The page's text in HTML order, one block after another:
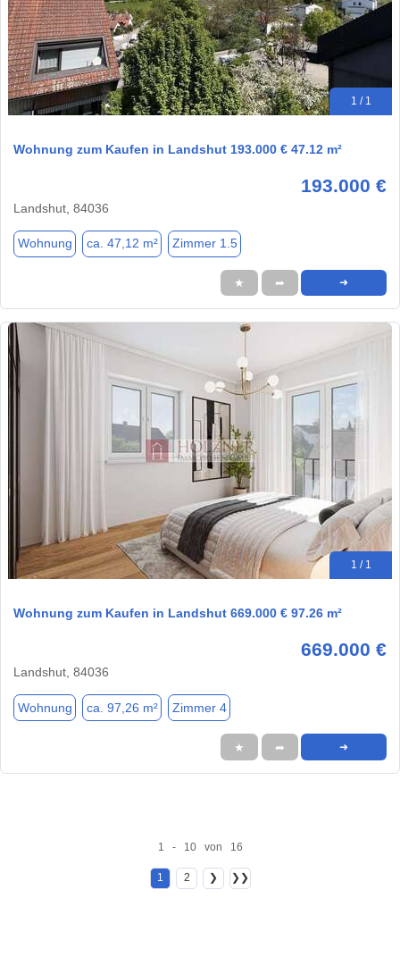
1 / 1
Wohnung zum Kaufen in Landshut 193.000 € 47.12 m²
193.000 €
Landshut, 84036
Wohnung ca. 47,12 m² Zimmer 1.5
★ ➦ ➜
1 / 1
Wohnung zum Kaufen in Landshut 669.000 € 97.26 m²
669.000 €
Landshut, 84036
Wohnung ca. 97,26 m² Zimmer 4
★ ➦ ➜
1 - 10 von 16
1 2 ❯ ❯❯